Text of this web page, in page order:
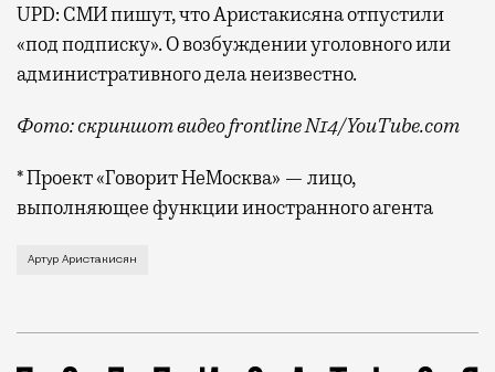
UPD: СМИ пишут, что Аристакисяна отпустили
«под подписку». О возбуждении уголовного или
административного дела неизвестно.
Фото: скриншот видео frontline N14/YouTube.com
* Проект «Говорит НеМосква» — лицо,
выполняющее функции иностранного агента
Артур Аристакисян